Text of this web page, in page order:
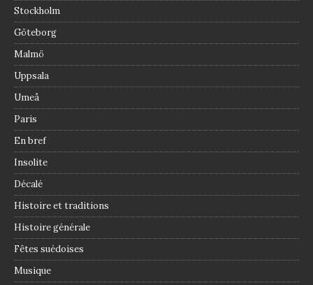
Stockholm
Göteborg
Malmö
Uppsala
Umeå
Paris
En bref
Insolite
Décalé
Histoire et traditions
Histoire générale
Fêtes suédoises
Musique